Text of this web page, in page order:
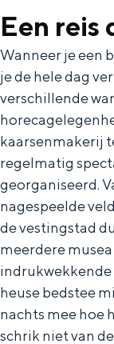
a
l
e
d
e
r
a
n
d
Een reis
Wanneer je een
je de hele dag
verschillende
kaarsenmakerij
regelmatig
georganiseerd.
nagespeelde
de vestingstad
meerdere
indrukwekkende
heuse bedstee
nachts mee hoe
schrik niet van